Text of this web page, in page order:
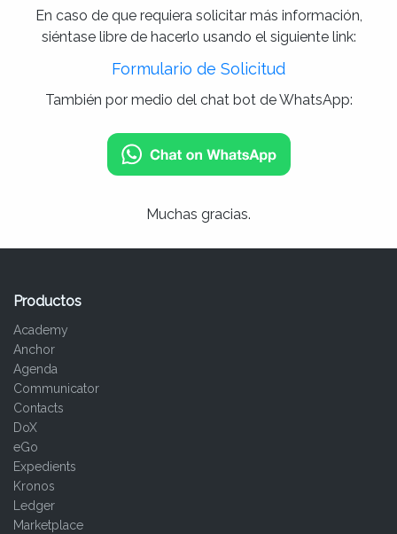
En caso de que requiera solicitar más información,
siéntase libre de hacerlo usando el siguiente link:
Formulario de Solicitud
También por medio del chat bot de WhatsApp:
Muchas gracias.
Productos
Academy
Anchor
Agenda
Communicator
Contacts
DoX
eGo
Expedients
Kronos
Ledger
Marketplace